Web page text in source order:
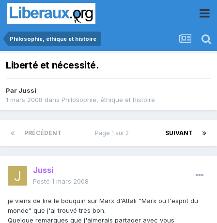
Philosophie, éthique et histoire
Liberté et nécessité.
Par Jussi
1 mars 2008 dans Philosophie, éthique et histoire
PRÉCÉDENT SUIVANT
Page 1 sur 2
Jussi
Posté 1 mars 2008
je viens de lire le bouquin sur Marx d'Attali "Marx ou l'esprit du
monde" que j'ai trouvé très bon.
Quelque remarques que j'aimerais partager avec vous.